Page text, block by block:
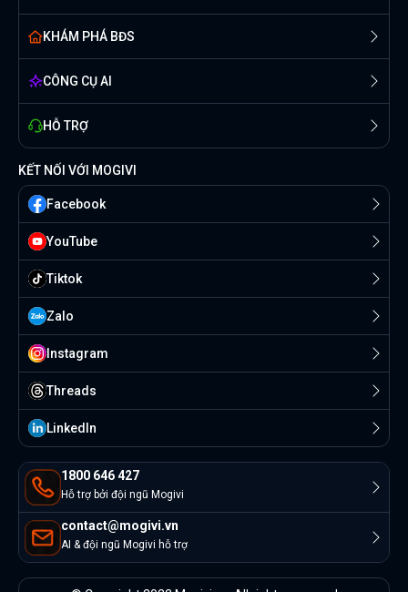
KHÁM PHÁ BĐS
CÔNG CỤ AI
HỖ TRỢ
1800 646 427
Hỗ trợ bởi đội ngũ Mogivi
contact@mogivi.vn
AI & đội ngũ Mogivi hỗ trợ
KẾT NỐI VỚI MOGIVI
Facebook
YouTube
Tiktok
Zalo
Instagram
Threads
Linkedln